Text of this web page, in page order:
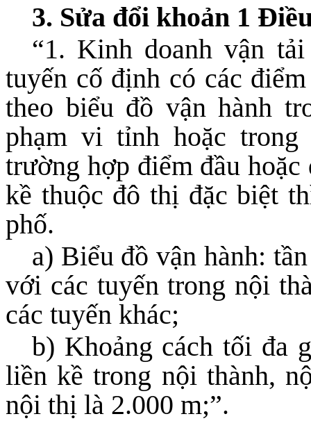
3. Sửa đổi khoản 1
“1. Kinh doanh vận
tuyến cố định có các
theo biểu đồ vận hành
phạm vi tỉnh hoặc
trường hợp điểm đầu
kề thuộc đô thị đặc biệt
phố.
a) Biểu đồ vận hành:
với các tuyến trong nội
các tuyến khác;
b) Khoảng cách tối đa
liền kề trong nội thành,
nội thị là 2.000 m;”.